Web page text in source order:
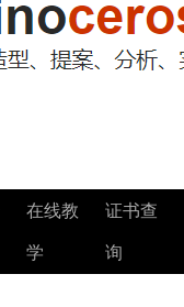
在线教
学
证书查
询